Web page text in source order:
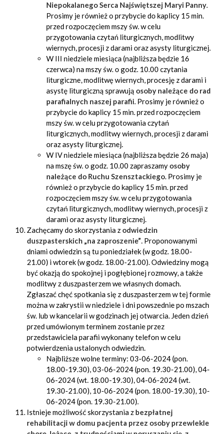
Niepokalanego Serca Najświętszej Maryi Panny.
Prosimy je również o przybycie do kaplicy 15 min.
przed rozpoczęciem mszy św. w celu
przygotowania czytań liturgicznych, modlitwy
wiernych, procesji z darami oraz asysty liturgicznej.
W III niedziele miesiąca (najbliższa będzie 16
czerwca) na mszy św. o godz. 10.00 czytania
liturgiczne, modlitwę wiernych, procesję z darami i
asystę liturgiczną sprawują osoby należące do rad
parafialnych naszej parafii. Prosimy je również o
przybycie do kaplicy 15 min. przed rozpoczęciem
mszy św. w celu przygotowania czytań
liturgicznych, modlitwy wiernych, procesji z darami
oraz asysty liturgicznej.
W IV niedziele miesiąca (najbliższa będzie 26 maja)
na mszę św. o godz. 10.00 zapraszamy osoby
należące do Ruchu Szensztackiego. Prosimy je
również o przybycie do kaplicy 15 min. przed
rozpoczęciem mszy św. w celu przygotowania
czytań liturgicznych, modlitwy wiernych, procesji z
darami oraz asysty liturgicznej.
Zachęcamy do skorzystania z odwiedzin
duszpasterskich „na zaproszenie”. Proponowanymi
dniami odwiedzin są tu poniedziałek (w godz. 18.00-
21.00) i wtorek (w godz. 18.00-21.00). Odwiedziny mogą
być okazją do spokojnej i pogłębionej rozmowy, a także
modlitwy z duszpasterzem we własnych domach.
Zgłaszać chęć spotkania się z duszpasterzem w tej formie
można w zakrystii w niedziele i dni powszednie po mszach
św. lub w kancelarii w godzinach jej otwarcia. Jeden dzień
przed umówionym terminem zostanie przez
przedstawiciela parafii wykonany telefon w celu
potwierdzenia ustalonych odwiedzin.
Najbliższe wolne terminy: 03-06-2024 (pon.
18.00-19.30), 03-06-2024 (pon. 19.30-21.00), 04-
06-2024 (wt. 18.00-19.30), 04-06-2024 (wt.
19.30-21.00), 10-06-2024 (pon. 18.00-19.30), 10-
06-2024 (pon. 19.30-21.00).
Istnieje możliwość skorzystania z bezpłatnej
rehabilitacji w domu pacjenta przez osoby przewlekle